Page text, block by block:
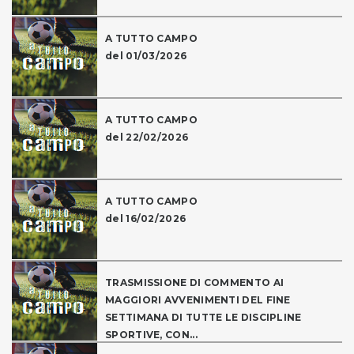
A TUTTO CAMPO
del 01/03/2026
A TUTTO CAMPO
del 22/02/2026
A TUTTO CAMPO
del 16/02/2026
TRASMISSIONE DI COMMENTO AI
MAGGIORI AVVENIMENTI DEL FINE
SETTIMANA DI TUTTE LE DISCIPLINE
SPORTIVE, CON...